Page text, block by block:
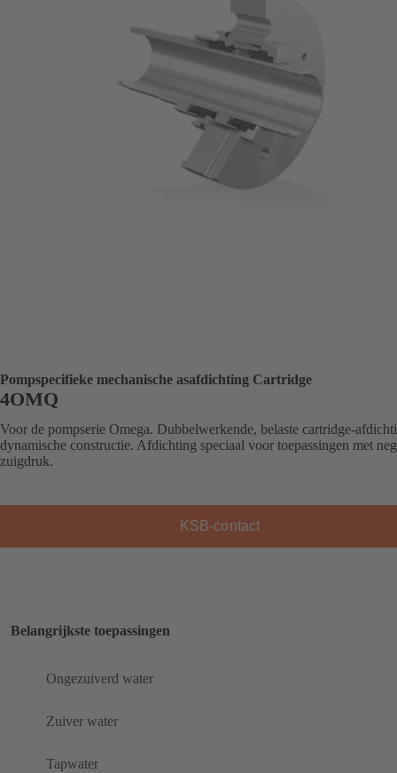
Pompspecifieke mechanische asafdichting Cartridge
4OMQ
Voor de pompserie Omega. Dubbelwerkende, belaste cartridge-
dynamische constructie. Afdichting speciaal voor toepassingen met
zuigdruk.
KSB-contact
Belangrijkste toepassingen
Ongezuiverd water
Zuiver water
Tapwater